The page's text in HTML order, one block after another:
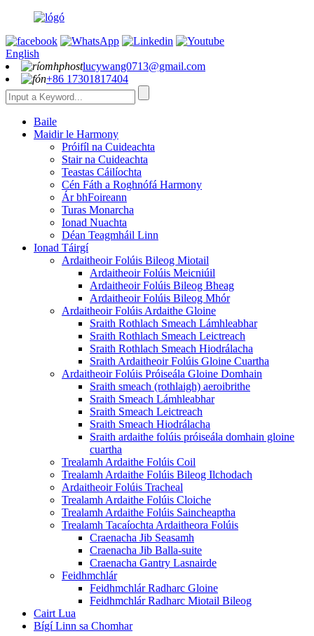
English
lucywang0713@gmail.com
+86 17301817404
Baile
Maidir le Harmony
Próifíl na Cuideachta
Stair na Cuideachta
Teastas Cáilíochta
Cén Fáth a Roghnófá Harmony
Ár bhFoireann
Turas Monarcha
Ionad Nuachta
Déan Teagmháil Linn
Ionad Táirgí
Ardaitheoir Folúis Bileog Miotail
Ardaitheoir Folúis Meicniúil
Ardaitheoir Folúis Bileog Bheag
Ardaitheoir Folúis Bileog Mhór
Ardaitheoir Folúis Ardaithe Gloine
Sraith Rothlach Smeach Lámhleabhar
Sraith Rothlach Smeach Leictreach
Sraith Rothlach Smeach Hiodrálacha
Sraith Ardaitheoir Folúis Gloine Cuartha
Ardaitheoir Folúis Próiseála Gloine Domhain
Sraith smeach (rothlaigh) aeroibrithe
Sraith Smeach Lámhleabhar
Sraith Smeach Leictreach
Sraith Smeach Hiodrálacha
Sraith ardaithe folúis próiseála domhain gloine
cuartha
Trealamh Ardaithe Folúis Coil
Trealamh Ardaithe Folúis Bileog Ilchodach
Ardaitheoir Folúis Tracheal
Trealamh Ardaithe Folúis Cloiche
Trealamh Ardaithe Folúis Saincheaptha
Trealamh Tacaíochta Ardaitheora Folúis
Craenacha Jib Seasamh
Craenacha Jib Balla-suite
Craenacha Gantry Lasnairde
Feidhmchlár
Feidhmchlár Radharc Gloine
Feidhmchlár Radharc Miotail Bileog
Cairt Lua
Bígí Linn sa Chomhar